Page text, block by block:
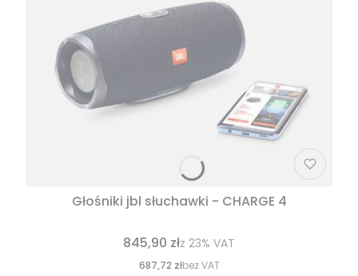
Głośniki jbl słuchawki - CHARGE 4
845,90 złz 23% VAT
687,72 złbez VAT